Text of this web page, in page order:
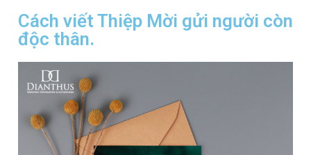
Cách viết Thiệp Mời gửi người còn
độc thân.